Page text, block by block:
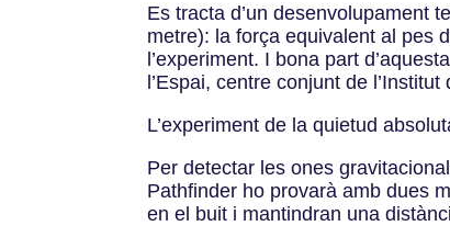
Es tracta d’un desenvolupament
metre): la força equivalent al pes
l’experiment. I bona part
l’Espai, centre conjunt de
L’experiment de la quietud
Per detectar les ones
Pathfinder ho provarà amb dues
en el buit i mantindran una